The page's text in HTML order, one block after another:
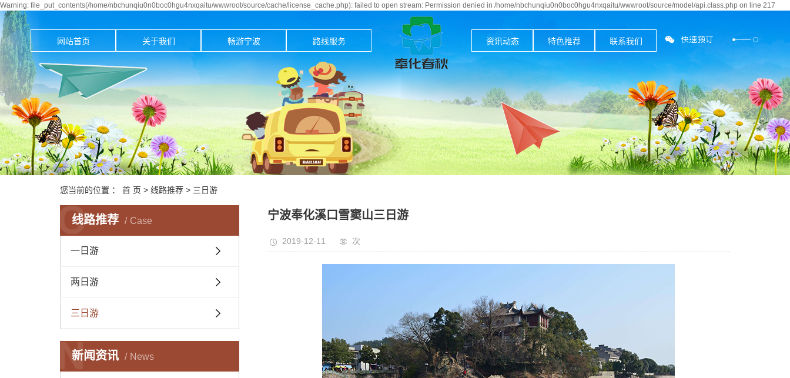
Warning: file_put_contents(/home/nbchunqiu0n0boc0hgu4nxqaitu/wwwroot/source/cache/license_cache.php): failed to open stream: Permission denied in /home/nbchunqiu0n0boc0hgu4nxqaitu/wwwroot/source/model/api.class.php on line 217
网站首页 关于我们 畅游宁波 路线服务 资讯动态 特色推荐 联系我们
您当前的位置 ： 首 页 > 线路推荐 > 三日游
线路推荐 Case
C
一日游
两日游
三日游
新闻资讯 News
N
宁波奉化溪口雪窦山三日游
2019-12-11 次